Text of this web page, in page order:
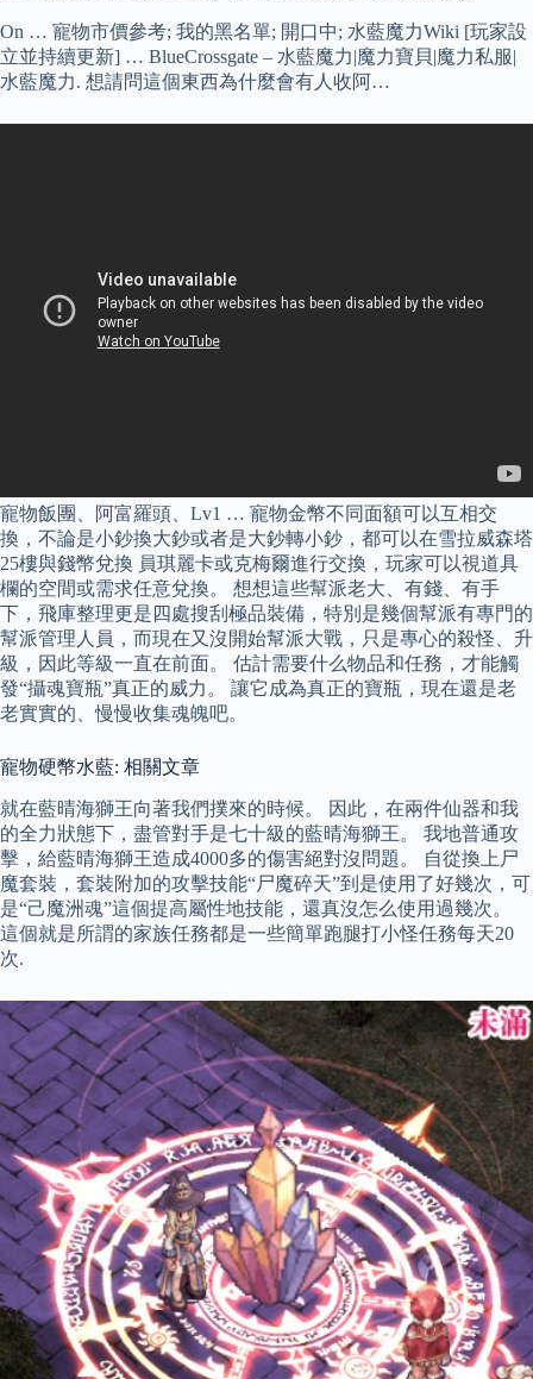
On … 寵物市價參考; 我的黑名單; 開口中; 水藍魔力Wiki [玩家設
立並持續更新] … BlueCrossgate – 水藍魔力|魔力寶貝|魔力私服|
水藍魔力. 想請問這個東西為什麼會有人收阿…
寵物飯團、阿富羅頭、Lv1 … 寵物金幣不同面額可以互相交
換，不論是小鈔換大鈔或者是大鈔轉小鈔，都可以在雪拉威森塔
25樓與錢幣兌換 員琪麗卡或克梅爾進行交換，玩家可以視道具
欄的空間或需求任意兌換。 想想這些幫派老大、有錢、有手
下，飛庫整理更是四處搜刮極品裝備，特別是幾個幫派有專門的
幫派管理人員，而現在又沒開始幫派大戰，只是專心的殺怪、升
級，因此等級一直在前面。 估計需要什么物品和任務，才能觸
發“攝魂寶瓶”真正的威力。 讓它成為真正的寶瓶，現在還是老
老實實的、慢慢收集魂魄吧。
寵物硬幣水藍: 相關文章
就在藍晴海獅王向著我們撲來的時候。 因此，在兩件仙器和我
的全力狀態下，盡管對手是七十級的藍晴海獅王。 我地普通攻
擊，給藍晴海獅王造成4000多的傷害絕對沒問題。 自從換上尸
魔套裝，套裝附加的攻擊技能“尸魔碎天”到是使用了好幾次，可
是“己魔洲魂”這個提高屬性地技能，還真沒怎么使用過幾次。
這個就是所謂的家族任務都是一些簡單跑腿打小怪任務每天20
次.